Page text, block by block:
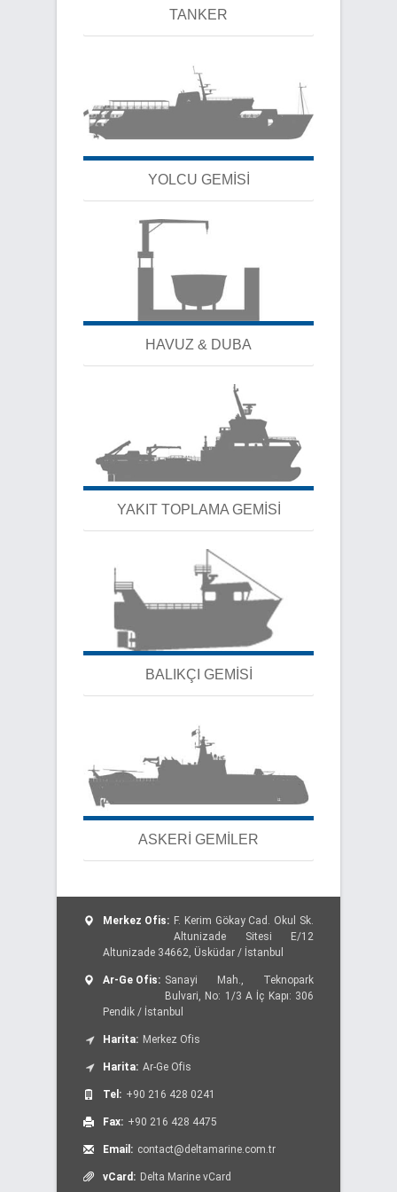
TANKER
YOLCU GEMİSİ
HAVUZ & DUBA
YAKIT TOPLAMA GEMİSİ
BALIKÇI GEMİSİ
ASKERİ GEMİLER
Merkez Ofis: F. Kerim Gökay Cad. Okul Sk.
Altunizade Sitesi E/12
Altunizade 34662, Üsküdar / İstanbul
Ar-Ge Ofis: Sanayi Mah., Teknopark
Bulvari, No: 1/3 A İç Kapı: 306
Pendik / İstanbul
Harita: Merkez Ofis
Harita: Ar-Ge Ofis
Tel: +90 216 428 0241
Fax: +90 216 428 4475
Email: contact@deltamarine.com.tr
vCard: Delta Marine vCard